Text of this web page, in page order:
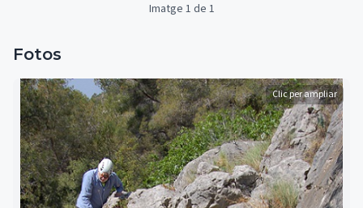
Imatge 1 de 1
Fotos
Clic per ampliar